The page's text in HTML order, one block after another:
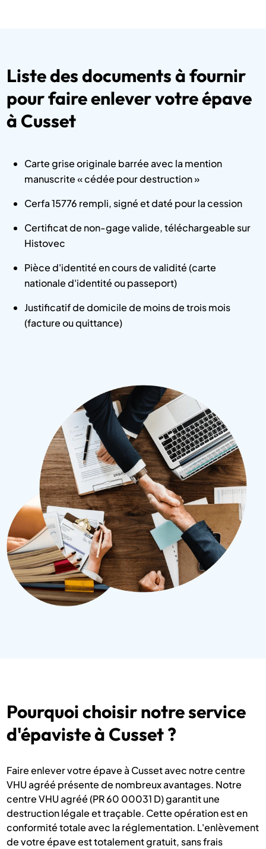
Liste des documents à fournir
pour faire enlever votre épave
à Cusset
Carte grise originale barrée avec la mention
manuscrite « cédée pour destruction »
Cerfa 15776 rempli, signé et daté pour la cession
Certificat de non-gage valide, téléchargeable sur
Histovec
Pièce d'identité en cours de validité (carte
nationale d'identité ou passeport)
Justificatif de domicile de moins de trois mois
(facture ou quittance)
Pourquoi choisir notre service
d'épaviste à Cusset ?
Faire enlever votre épave à Cusset avec notre centre
VHU agréé présente de nombreux avantages. Notre
centre VHU agréé (PR 60 00031 D) garantit une
destruction légale et traçable. Cette opération est en
conformité totale avec la réglementation. L'enlèvement
de votre épave est totalement gratuit, sans frais